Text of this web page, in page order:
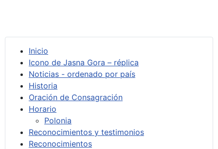
Inicio
Icono de Jasna Gora – réplica
Noticias - ordenado por país
Historia
Oración de Consagración
Horario
Polonia
Reconocimientos y testimonios
Reconocimientos